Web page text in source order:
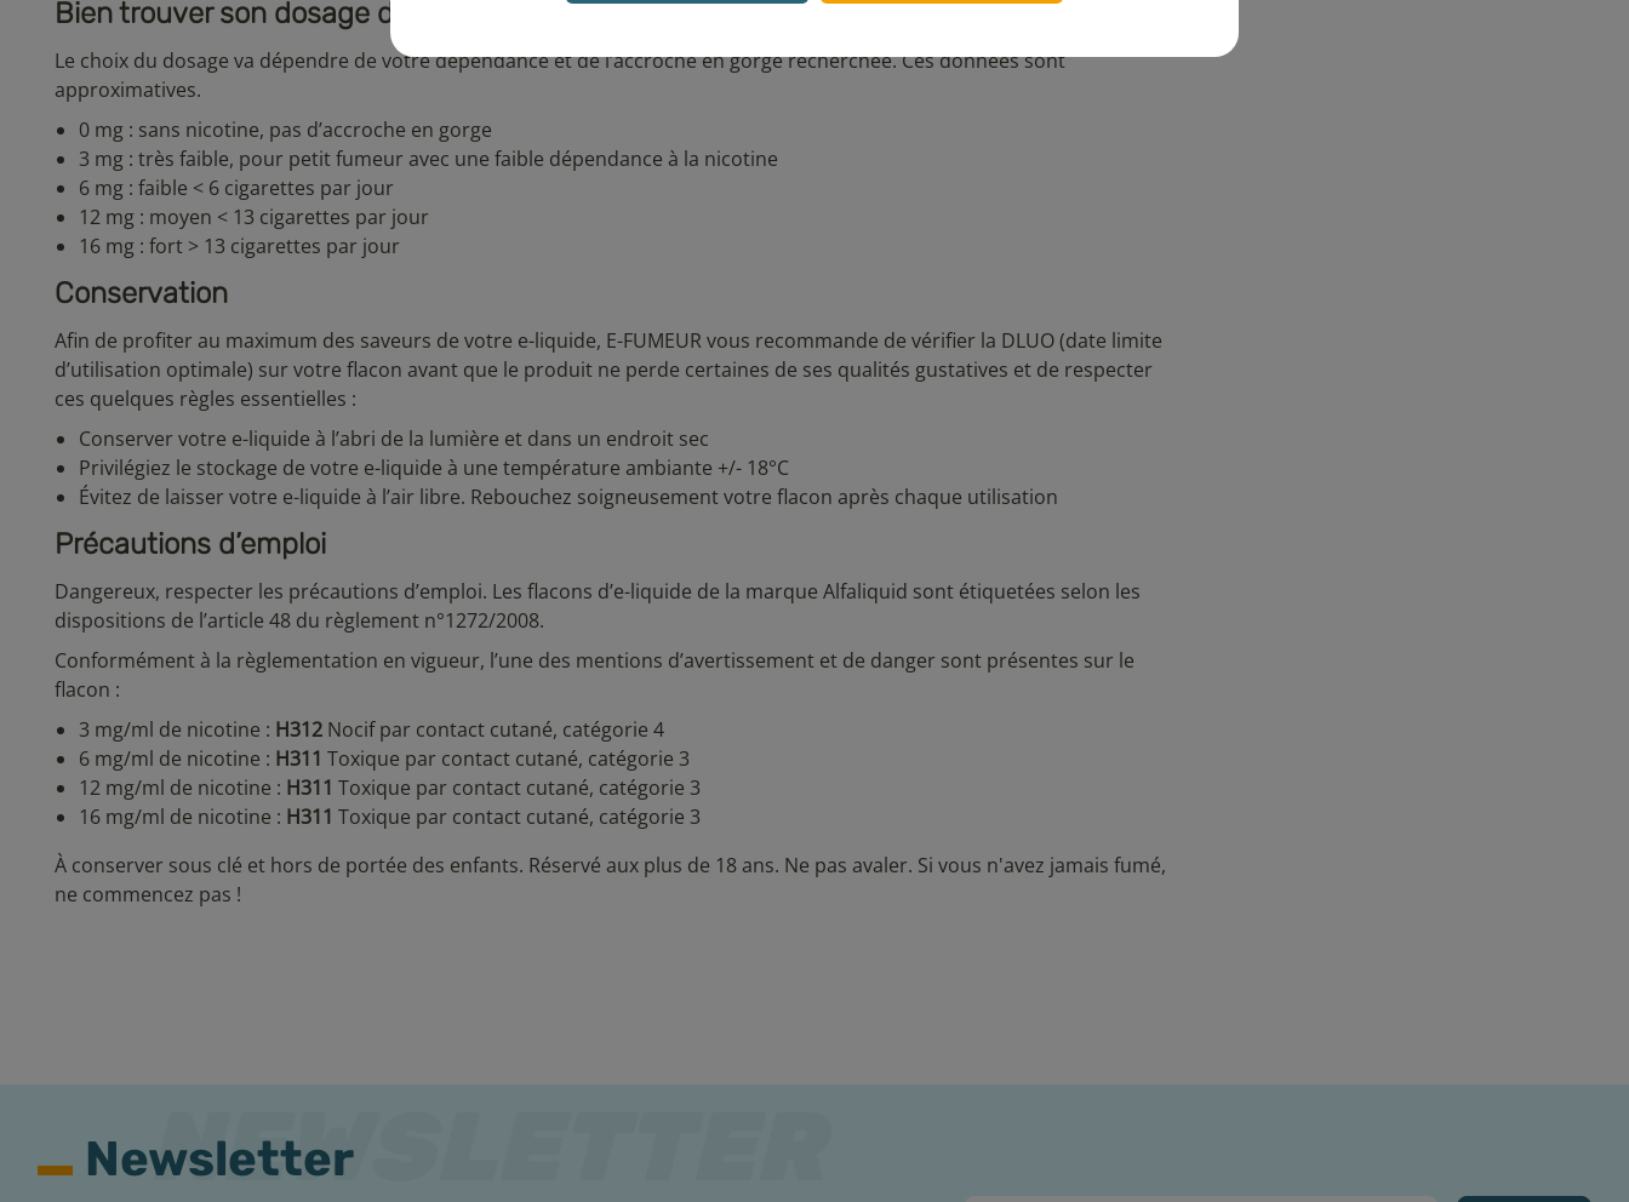
Bien trouver son dosage de nicotine
Le choix du dosage va dépendre de votre dépendance et de l’accroche en gorge recherchée. Ces données sont
approximatives.
0 mg : sans nicotine, pas d’accroche en gorge
3 mg : très faible, pour petit fumeur avec une faible dépendance à la nicotine
6 mg : faible < 6 cigarettes par jour
12 mg : moyen < 13 cigarettes par jour
16 mg : fort > 13 cigarettes par jour
Conservation
Afin de profiter au maximum des saveurs de votre e-liquide, E-FUMEUR vous recommande de vérifier la DLUO (date limite
d’utilisation optimale) sur votre flacon avant que le produit ne perde certaines de ses qualités gustatives et de respecter
ces quelques règles essentielles :
Conserver votre e-liquide à l’abri de la lumière et dans un endroit sec
Privilégiez le stockage de votre e-liquide à une température ambiante +/- 18°C
Évitez de laisser votre e-liquide à l’air libre. Rebouchez soigneusement votre flacon après chaque utilisation
Précautions d’emploi
Dangereux, respecter les précautions d’emploi. Les flacons d’e-liquide de la marque Alfaliquid sont étiquetées selon les
dispositions de l’article 48 du règlement n°1272/2008.
Conformément à la règlementation en vigueur, l’une des mentions d’avertissement et de danger sont présentes sur le
flacon :
3 mg/ml de nicotine : H312 Nocif par contact cutané, catégorie 4
6 mg/ml de nicotine : H311 Toxique par contact cutané, catégorie 3
12 mg/ml de nicotine : H311 Toxique par contact cutané, catégorie 3
16 mg/ml de nicotine : H311 Toxique par contact cutané, catégorie 3
À conserver sous clé et hors de portée des enfants. Réservé aux plus de 18 ans. Ne pas avaler. Si vous n'avez jamais fumé,
ne commencez pas !
Newsletter